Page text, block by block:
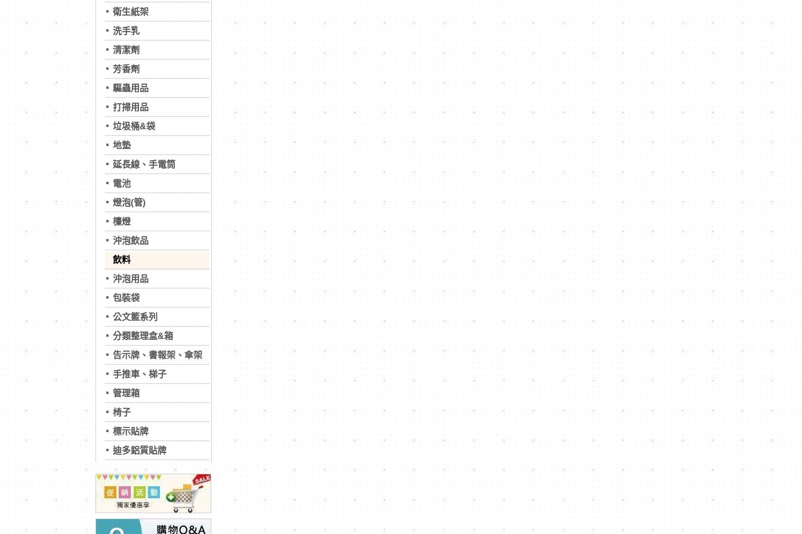
衛生紙架
洗手乳
清潔劑
芳香劑
驅蟲用品
打掃用品
垃圾桶&袋
地墊
延長線、手電筒
電池
燈泡(管)
檯燈
沖泡飲品
飲料
沖泡用品
包裝袋
公文籃系列
分類整理盒&箱
告示牌、書報架、傘架
手推車、梯子
管理箱
椅子
標示貼牌
迪多鋁質貼牌